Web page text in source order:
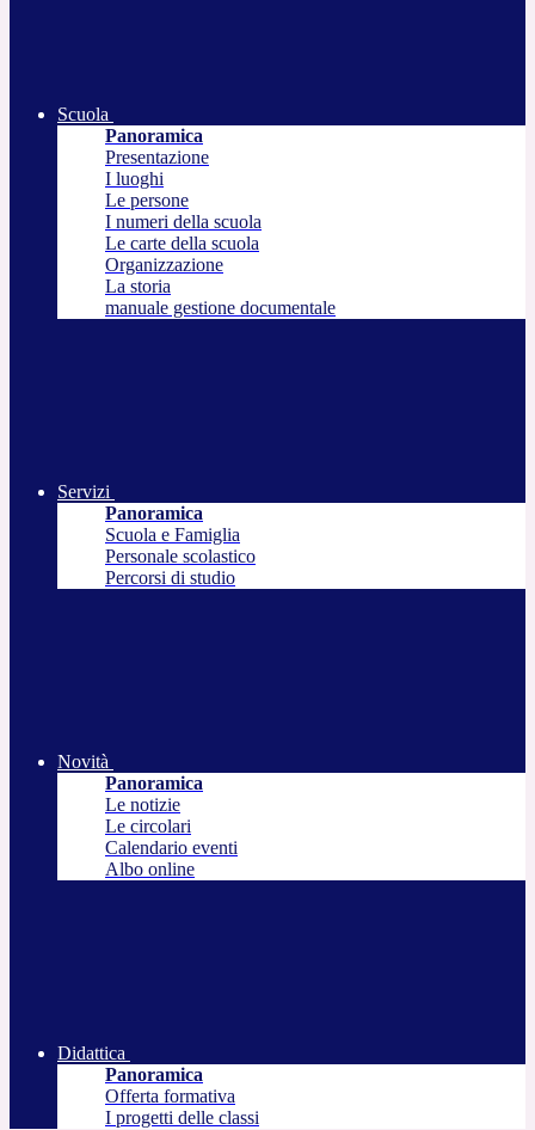
Scuola
Panoramica
Presentazione
I luoghi
Le persone
I numeri della scuola
Le carte della scuola
Organizzazione
La storia
manuale gestione documentale
Servizi
Panoramica
Scuola e Famiglia
Personale scolastico
Percorsi di studio
Novità
Panoramica
Le notizie
Le circolari
Calendario eventi
Albo online
Didattica
Panoramica
Offerta formativa
I progetti delle classi